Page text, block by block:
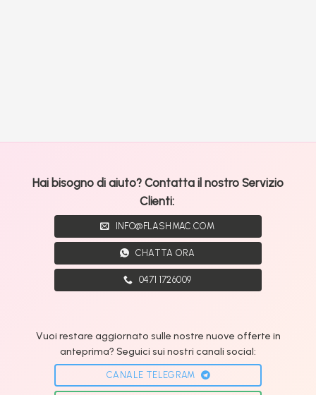
Hai bisogno di aiuto? Contatta il nostro Servizio
Clienti:
INFO@FLASHMAC.COM
CHATTA ORA
0471 1726009
Vuoi restare aggiornato sulle nostre nuove offerte in
anteprima? Seguici sui nostri canali social:
CANALE TELEGRAM